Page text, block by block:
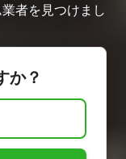
者を見つけまし
か？